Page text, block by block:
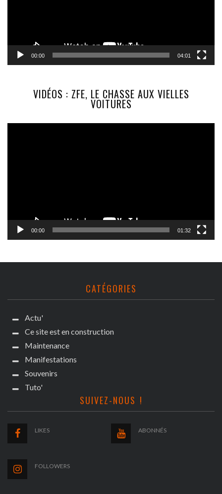
00:00 04:01
VIDÉOS : ZFE, LE CHASSE AUX VIELLES
VOITURES
00:00 01:32
CATÉGORIES
Actu'
Ce site est en construction
Maintenance
Manifestations
Souvenirs
Tuto'
SUIVEZ-NOUS !
LIKES ABONNÉS
FOLLOWERS